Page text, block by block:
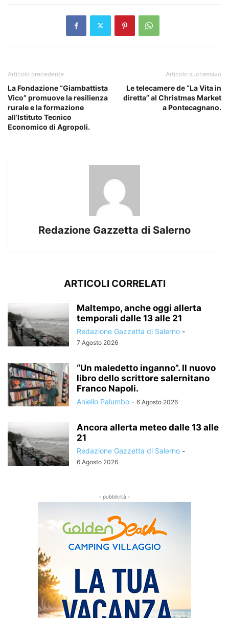
Articolo precedente
La Fondazione “Giambattista
Vico” promuove la resilienza
rurale e la formazione
all’Istituto Tecnico
Economico di Agropoli.
Articolo successivo
Le telecamere de “La Vita in
diretta” al Christmas Market
a Pontecagnano.
Redazione Gazzetta di Salerno
ARTICOLI CORRELATI
Maltempo, anche oggi allerta
temporali dalle 13 alle 21
Redazione Gazzetta di Salerno -
7 Agosto 2026
“Un maledetto inganno”. Il nuovo
libro dello scrittore salernitano
Franco Napoli.
Aniello Palumbo - 6 Agosto 2026
Ancora allerta meteo dalle 13 alle
21
Redazione Gazzetta di Salerno -
6 Agosto 2026
- pubblicità -